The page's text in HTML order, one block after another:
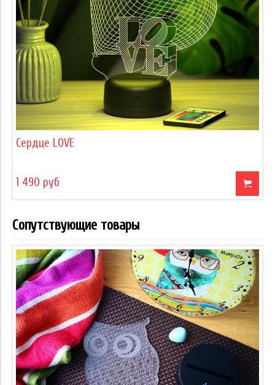
Сердце LOVE
1 490 руб
Сопутствующие товары